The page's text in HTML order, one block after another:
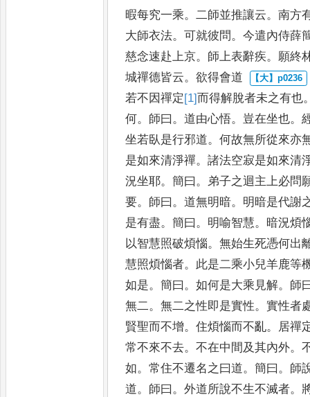
暇每究一乘。二師並推讓云。南方
大師衣法。可就彼問。今遣內侍薛
慈念速赴上京。 師上表辭疾。 願終
城禪德皆云。欲得會道
若不因禪定 [1] 而得解脫者未之有也
何。 師曰 。道由心悟。 豈在坐也。
坐若臥是行邪道。何故無所從來亦
是如來清淨禪。諸法空寂是如來清
況坐耶。簡曰 。 弟子之迴主上必問
要。 師曰 。道無明暗。 明暗是代謝
是有盡。簡曰 。 明喻智慧。 暗況煩
以智慧照破煩惱。無始生死憑何出
慧照煩惱者。 此是二乘小兒羊鹿等
如是。簡曰 。如何是大乘見解。 師
無二。無二之性即是實性。實性者
賢聖而不增。住煩惱而不亂。 居禪
常不來不去。不在中間及其內外。
如。常住不遷名之 曰道。簡曰 。 師
道。 師曰 。外道所說不生不滅者。